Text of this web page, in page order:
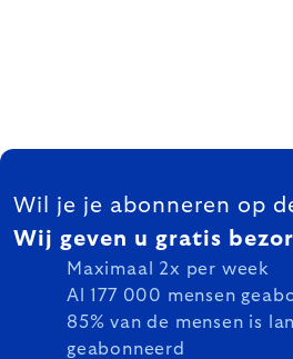
FOOTER
Wil je je abonneren op
Wij geven u gratis
Maximaal 2x per week
Al 177 000 mensen
85% van de mensen is
geabonneerd